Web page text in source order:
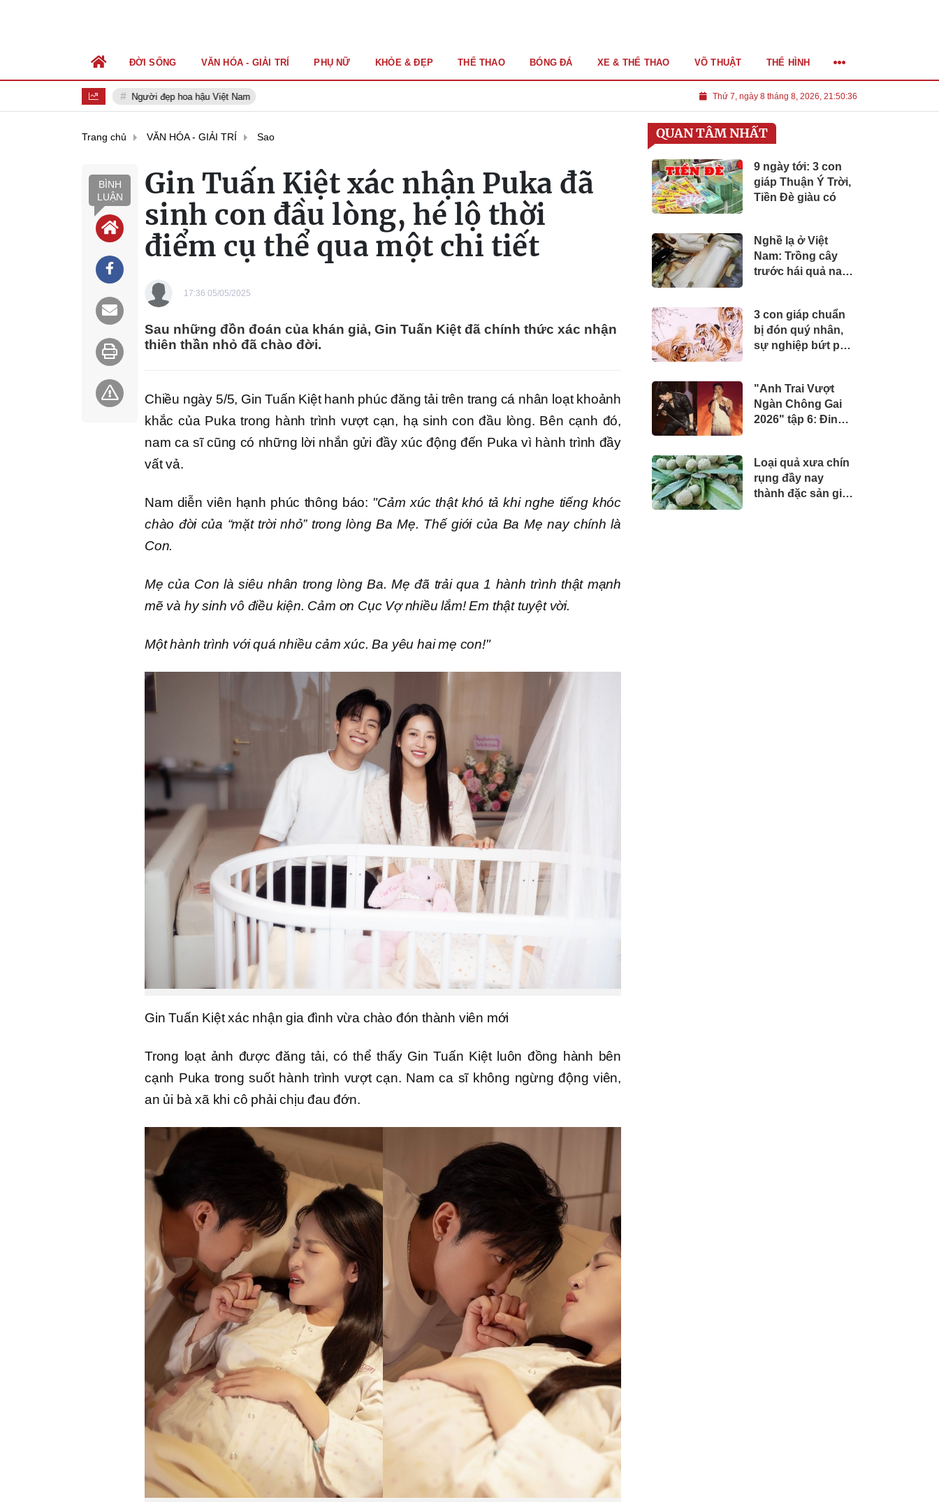
Người đẹp hoa hậu Việt Nam Thứ 7, ngày 8 tháng 8, 2026, 21:50:38
ĐỜI SỐNG VĂN HÓA - GIẢI TRÍ PHỤ NỮ KHỎE & ĐẸP THỂ THAO BÓNG ĐÁ XE & THỂ THAO VÕ THUẬT THỂ HÌNH
Trang chủ VĂN HÓA - GIẢI TRÍ Sao
BÌNH
LUẬN
Gin Tuấn Kiệt xác nhận Puka đã
sinh con đầu lòng, hé lộ thời
điểm cụ thể qua một chi tiết
17:36 05/05/2025
Sau những đồn đoán của khán giả, Gin Tuấn Kiệt đã chính thức xác nhận
thiên thần nhỏ đã chào đời.
Chiều ngày 5/5, Gin Tuấn Kiệt hanh phúc đăng tải trên trang cá nhân loạt khoảnh
khắc của Puka trong hành trình vượt cạn, hạ sinh con đầu lòng. Bên cạnh đó,
nam ca sĩ cũng có những lời nhắn gửi đầy xúc động đến Puka vì hành trình đầy
vất vả.
Nam diễn viên hạnh phúc thông báo: "Cảm xúc thật khó tả khi nghe tiếng khóc
chào đời của “mặt trời nhỏ” trong lòng Ba Mẹ. Thế giới của Ba Mẹ nay chính là
Con.
Mẹ của Con là siêu nhân trong lòng Ba. Mẹ đã trải qua 1 hành trình thật mạnh
mẽ và hy sinh vô điều kiện. Cảm ơn Cục Vợ nhiều lắm! Em thật tuyệt vời.
Một hành trình với quá nhiều cảm xúc. Ba yêu hai mẹ con!"
Gin Tuấn Kiệt xác nhận gia đình vừa chào đón thành viên mới
Trong loạt ảnh được đăng tải, có thể thấy Gin Tuấn Kiệt luôn đồng hành bên
cạnh Puka trong suốt hành trình vượt cạn. Nam ca sĩ không ngừng động viên,
an ủi bà xã khi cô phải chịu đau đớn.
QUAN TÂM NHẤT
9 ngày tới: 3 con
giáp Thuận Ý Trời,
Tiền Đè giàu có
Nghề lạ ở Việt
Nam: Trồng cây
trước hái quả nay
đặc sản nổi tiếng
miền Tây
3 con giáp chuẩn
bị đón quý nhân,
sự nghiệp bứt phá
"Anh Trai Vượt
Ngàn Chông Gai
2026" tập 6: Đinh
nguy hiểm, chính
thức công bố 2
concert
Loại quả xưa chín
rụng đầy nay
thành đặc sản giá